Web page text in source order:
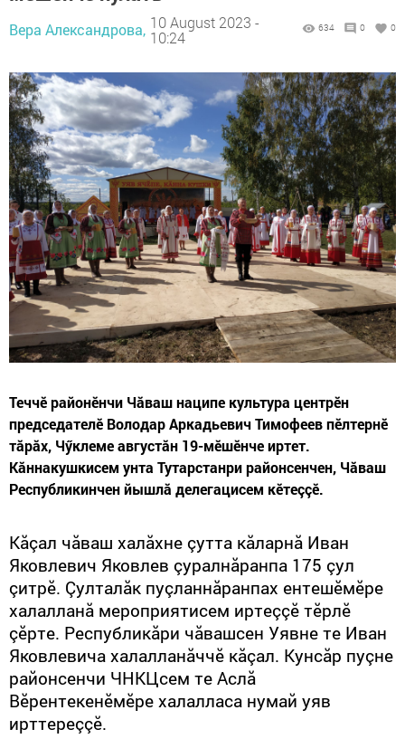
Вера Александрова, 10 August 2023 -
10:24
634 0 0
Теччӗ районӗнчи Чăваш наципе культура центрӗн
председателӗ Володар Аркадьевич Тимофеев пӗлтернӗ
тăрăх, Чӳклеме августăн 19-мӗшӗнче иртет.
Кăннакушкисем унта Тутарстанри районсенчен, Чăваш
Республикинчен йышлă делегацисем кӗтеççӗ.
Кăçал чăваш халăхне çутта кăларнă Иван
Яковлевич Яковлев çуралнăранпа 175 çул
çитрӗ. Çулталăк пуçланнăранпах ентешӗмӗре
халалланă мероприятисем иртеççӗ тӗрлӗ
çӗрте. Республикăри чăвашсен Уявне те Иван
Яковлевича халалланăччӗ кăçал. Кунсăр пуçне
районсенчи ЧНКЦсем те Аслă
Вӗрентекенӗмӗре халалласа нумай уяв
ирттереççӗ.